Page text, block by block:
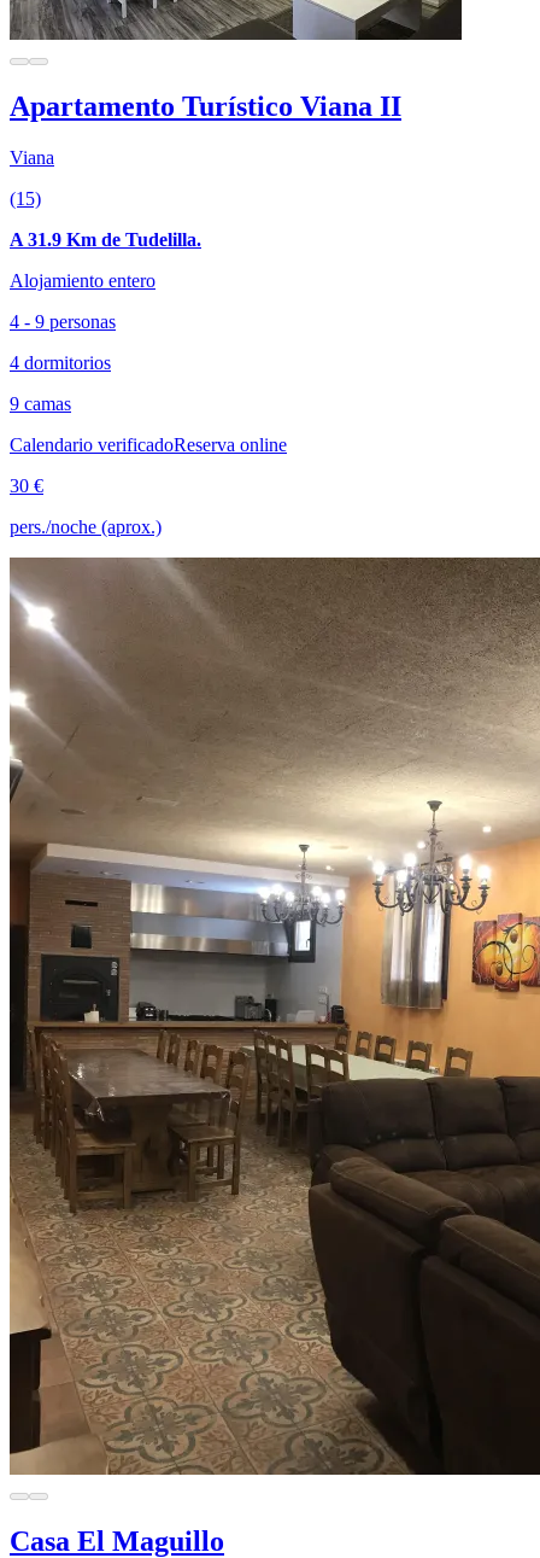
Apartamento Turístico Viana II
Viana
(15)
A 31.9 Km de Tudelilla.
Alojamiento entero
4 - 9 personas
4 dormitorios
9 camas
Calendario verificadoReserva online
30 €
pers./noche (aprox.)
Casa El Maguillo